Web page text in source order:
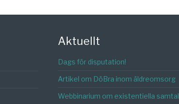
Aktuellt
Dags för disputation!
Artikel om DöBra inom äldreomsorg
Webbinarium om existentiella samtal